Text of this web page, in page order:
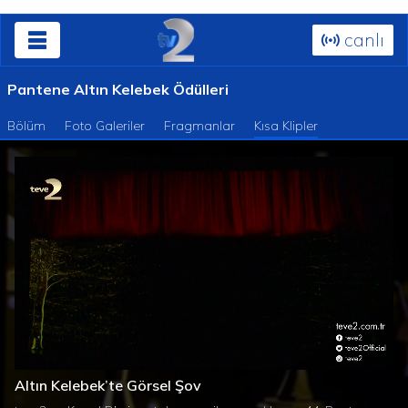
canlı
Pantene Altın Kelebek Ödülleri
Bölüm Foto Galeriler Fragmanlar Kısa Klipler
Süre
Altın Kelebek’te Görsel Şov